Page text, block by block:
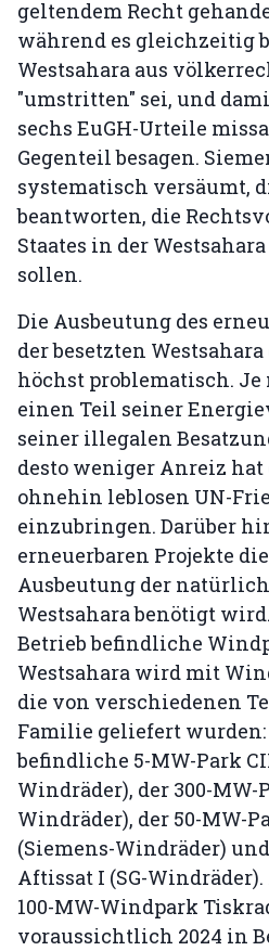
geltendem Recht
während es gleichzeitig
Westsahara aus
"umstritten" sei, und
sechs EuGH-Urteile
Gegenteil besagen.
systematisch versäumt,
beantworten, die
Staates in der
sollen.
Die Ausbeutung des
der besetzten
höchst problematisch.
einen Teil seiner
seiner illegalen
desto weniger Anreiz hat
ohnehin leblosen UN-
einzubringen. Darüber
erneuerbaren Projekte
Ausbeutung der
Westsahara benötigt
Betrieb befindliche
Westsahara wird mit
die von verschiedenen
Familie geliefert
befindliche 5-MW-Park
Windräder), der 300-MW-
Windräder), der 50-MW-
(Siemens-Windräder)
Aftissat I (SG-
100-MW-Windpark
voraussichtlich 2024 in